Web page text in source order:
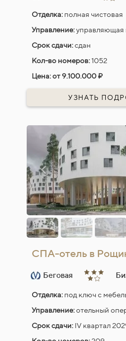
СПА-отель в
Беговая
Отделка: под ключ с
Управление:отельный
Срок сдачи: IV квартал
Отделка: полная чистовая
Управление:управляющая
Срок сдачи:сдан
Кол-во номеров:1052
Цена:от 9.100.000 ₽
УЗНАТЬ